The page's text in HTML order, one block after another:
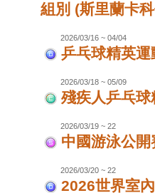
組別 (斯里蘭卡
2026/03/16 ~ 04/04
乒乓球精英
2026/03/18 ~ 05/09
殘疾人乒乓
2026/03/19 ~ 22
中國游泳公
2026/03/20 ~ 22
2026世界室